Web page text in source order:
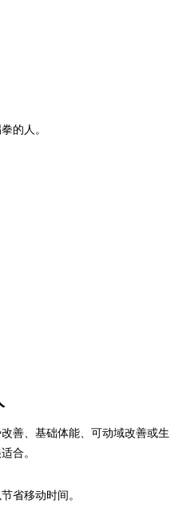
的人。
善、基础体能、可动域改善或生
合。
省移动时间。